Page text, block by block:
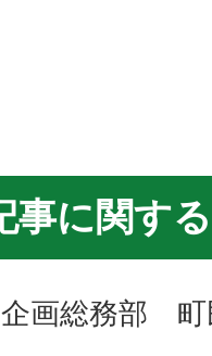
事に関す
企画総務部 町